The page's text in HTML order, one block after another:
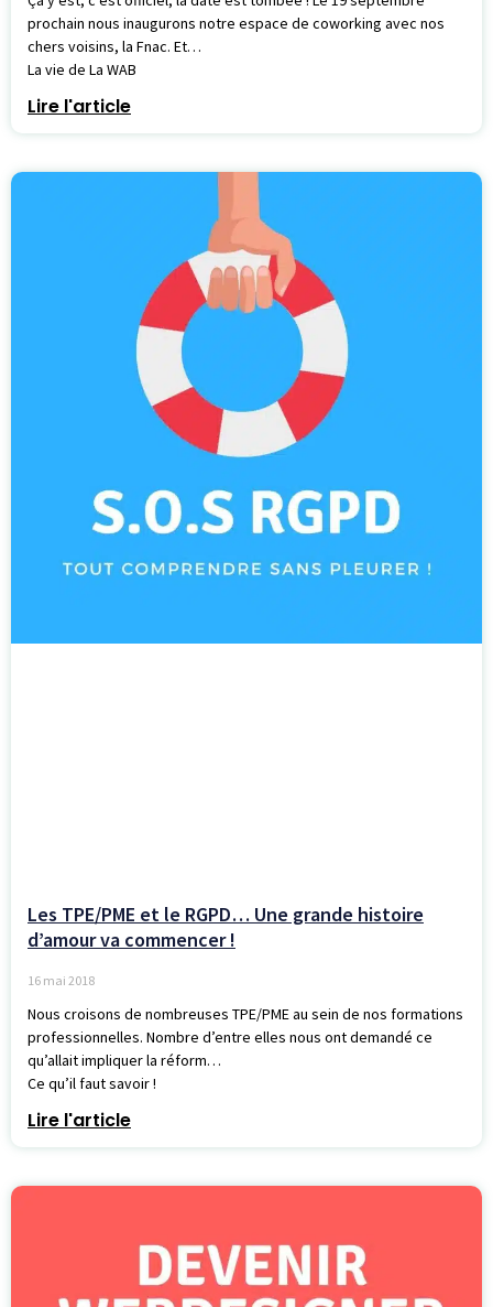
prochain nous inaugurons notre espace de coworking avec nos
chers voisins, la Fnac. Et…
La vie de La WAB
Lire l'article
Les TPE/PME et le RGPD… Une grande histoire
d’amour va commencer !
16 mai 2018
Nous croisons de nombreuses TPE/PME au sein de nos formations
professionnelles. Nombre d’entre elles nous ont demandé ce
qu’allait impliquer la réform…
Ce qu’il faut savoir !
Lire l'article